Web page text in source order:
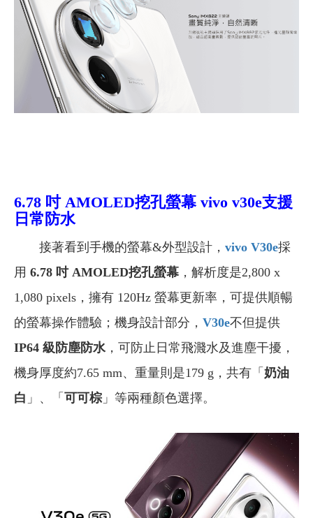
6.78 吋 AMOLED挖孔螢幕 vivo v30e支援
日常防水
接著看到手機的螢幕&外型設計， vivo V30e採
用 6.78 吋 AMOLED挖孔螢幕 ， 解析度是2,800 x
1,080 pixels， 擁有 120Hz 螢幕更新率，可提供順暢
的螢幕操作體驗；機身設計部分， V30e不但提供
IP64 級防塵防水 ，可防止日常飛濺水及進塵干擾，
機身厚度約7.65 mm、重量則是179 g ，共有「 奶油
白 」、「 可可棕 」等兩種顏色選擇。